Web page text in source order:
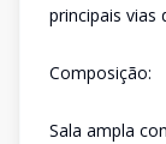
principais vias
Composição:
Sala ampla